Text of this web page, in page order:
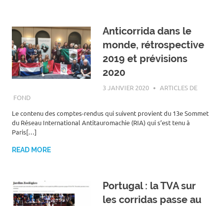
Anticorrida dans le
monde, rétrospective
2019 et prévisions
2020
3 JANVIER 2020 ROGER LAHANA
ARTICLES DE
FOND
Le contenu des comptes-rendus qui suivent provient du 13e Sommet
du Réseau International Antitauromachie (RIA) qui s’est tenu à
Paris[…]
READ MORE
Portugal : la TVA sur
les corridas passe au